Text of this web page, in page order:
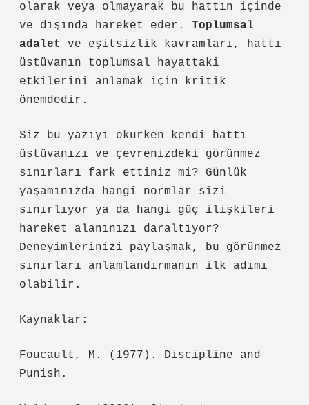
olarak veya olmayarak bu hattın içinde
ve dışında hareket eder. Toplumsal
adalet
ve eşitsizlik kavramları, hattı
üstüvanın toplumsal hayattaki
etkilerini anlamak için kritik
önemdedir.
Siz bu yazıyı okurken kendi hattı
üstüvanızı ve çevrenizdeki görünmez
sınırları fark ettiniz mi? Günlük
yaşamınızda hangi normlar sizi
sınırlıyor ya da hangi güç ilişkileri
hareket alanınızı daraltıyor?
Deneyimlerinizi paylaşmak, bu görünmez
sınırları anlamlandırmanın ilk adımı
olabilir.
Kaynaklar:
Foucault, M. (1977). Discipline and
Punish.